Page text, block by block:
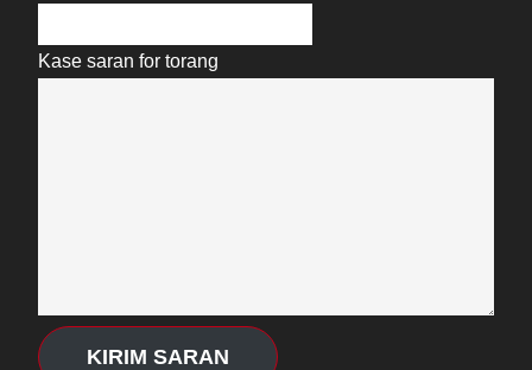
Kase saran for torang
KIRIM SARAN